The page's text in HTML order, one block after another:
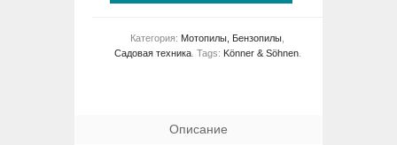
Категория: Мотопилы, Бензопилы
Садовая техника. Tags: Könner & Söhnen.
Описание